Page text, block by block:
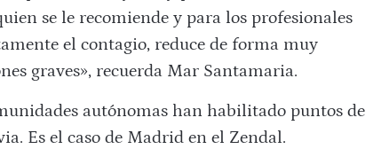
se le recomiende y para los profesionales
el contagio, reduce de forma muy
graves», recuerda Mar Santamaria.
autónomas han habilitado puntos de
Es el caso de Madrid en el Zendal.